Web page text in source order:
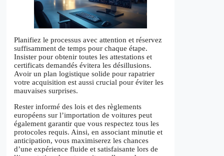
Planifiez le processus avec attention et réservez
suffisamment de temps pour chaque étape.
Insister pour obtenir toutes les attestations et
certificats demandés évitera les désillusions.
Avoir un plan logistique solide pour rapatrier
votre acquisition est aussi crucial pour éviter les
mauvaises surprises.
Rester informé des lois et des règlements
européens sur l’importation de voitures peut
également garantir que vous respectez tous les
protocoles requis. Ainsi, en associant minutie et
anticipation, vous maximiserez les chances
d’une expérience fluide et satisfaisante lors de